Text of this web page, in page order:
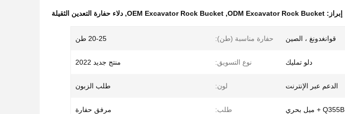
إبراز: ODM Excavator Rock Bucket
,
OEM Excavator Rock Bucket
, دلاء حفارة التعدين الثقيلة
قوانغدونغ ، الصين حفارة مناسبة (طن): 20-25 طن
دلو تمليك نوع التسويق: منتج جديد 2022
الدعم عبر الإنترنت لون: طلب الزبون
Q355B + ميل بحري طلب: مرفق حفارة